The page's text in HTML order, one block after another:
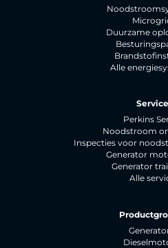
Duurzame
Alle
Perkins
Noodstroom
Inspecties voor
Generator
Generator
Alle